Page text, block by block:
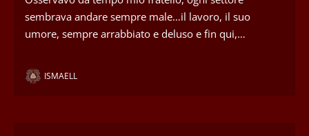
sembrava andare sempre male…il lavoro, il suo
umore, sempre arrabbiato e deluso e fin qui,…
ISMAELL